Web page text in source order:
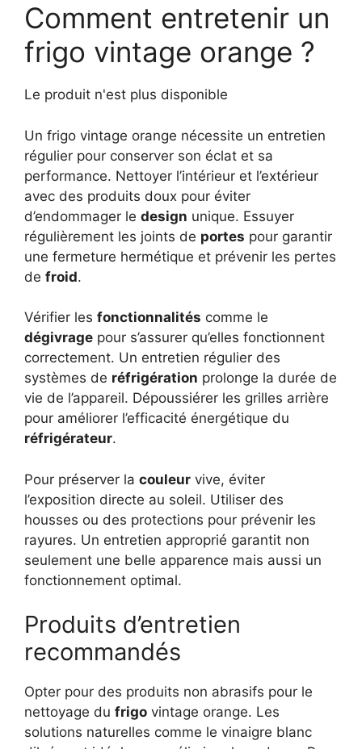
Comment entretenir un
frigo vintage orange ?
Le produit n'est plus disponible
Un frigo vintage orange nécessite un entretien
régulier pour conserver son éclat et sa
performance. Nettoyer l’intérieur et l’extérieur
avec des produits doux pour éviter
d’endommager le design unique. Essuyer
régulièrement les joints de portes pour garantir
une fermeture hermétique et prévenir les pertes
de froid.
Vérifier les fonctionnalités comme le
dégivrage pour s’assurer qu’elles fonctionnent
correctement. Un entretien régulier des
systèmes de réfrigération prolonge la durée de
vie de l’appareil. Dépoussiérer les grilles arrière
pour améliorer l’efficacité énergétique du
réfrigérateur.
Pour préserver la couleur vive, éviter
l’exposition directe au soleil. Utiliser des
housses ou des protections pour prévenir les
rayures. Un entretien approprié garantit non
seulement une belle apparence mais aussi un
fonctionnement optimal.
Produits d’entretien
recommandés
Opter pour des produits non abrasifs pour le
nettoyage du frigo vintage orange. Les
solutions naturelles comme le vinaigre blanc